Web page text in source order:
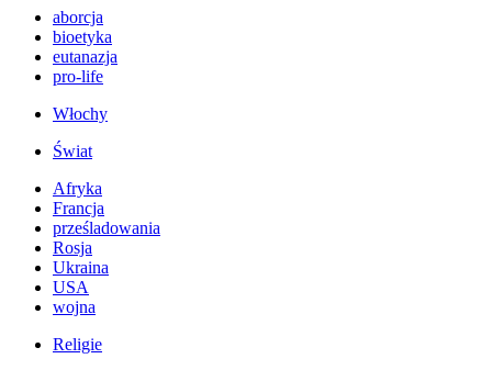
aborcja
bioetyka
eutanazja
pro-life
Włochy
Świat
Afryka
Francja
prześladowania
Rosja
Ukraina
USA
wojna
Religie